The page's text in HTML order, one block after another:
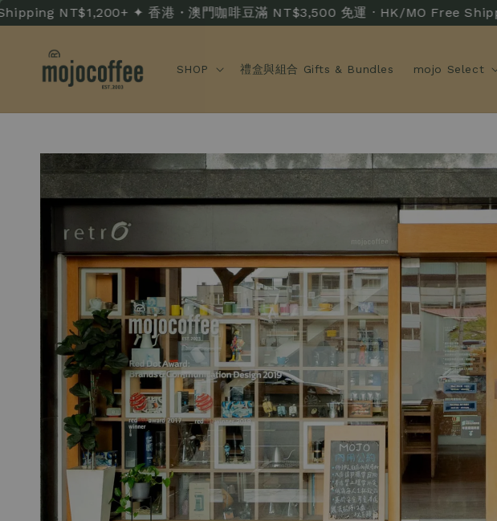
✦ 香港・澳門咖啡豆滿 NT$3,500 免運 · HK/MO Free Shipping
SHOP 禮盒與組合 Gifts & Bundles mojo Select